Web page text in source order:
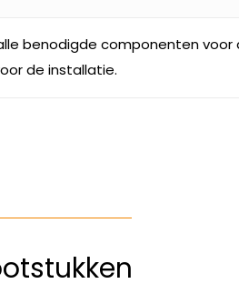
benodigde componenten voor
de installatie.